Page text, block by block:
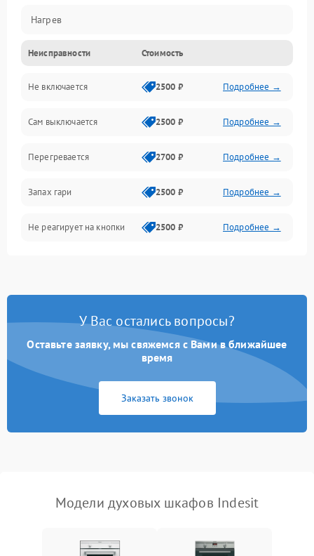
Нагрев
Неисправности Стоимость
Не включается 2500 ₽ Подробнее →
Сам выключается 2500 ₽ Подробнее →
Перегревается 2700 ₽ Подробнее →
Запах гари 2500 ₽ Подробнее →
Не реагирует на кнопки 2500 ₽ Подробнее →
У Вас остались вопросы?
Оставьте заявку, мы свяжемся с Вами в ближайшее
время
Заказать звонок
Модели духовых шкафов Indesit